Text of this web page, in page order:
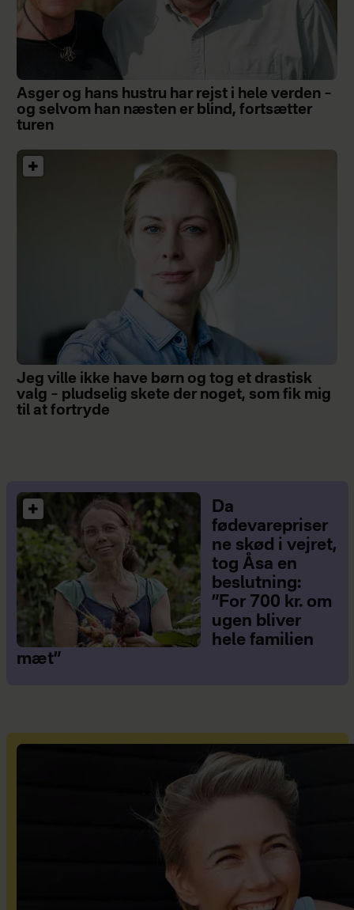
Asger og hans hustru har rejst i hele verden –
og selvom han næsten er blind, fortsætter
turen
Jeg ville ikke have børn og tog et drastisk
valg – pludselig skete der noget, som fik mig
til at fortryde
Da
fødevarepriser
ne skød i vejret,
tog Åsa en
beslutning:
”For 700 kr. om
ugen bliver
hele familien
mæt”